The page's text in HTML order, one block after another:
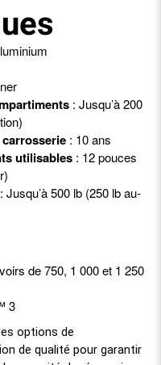
: Jusqu’à 200
: 10 ans
utilisables : 12 pouces
: Jusqu’à 500 lb (250 lb au-
de 750, 1 000 et 1 250
3
options de
de qualité pour garantir